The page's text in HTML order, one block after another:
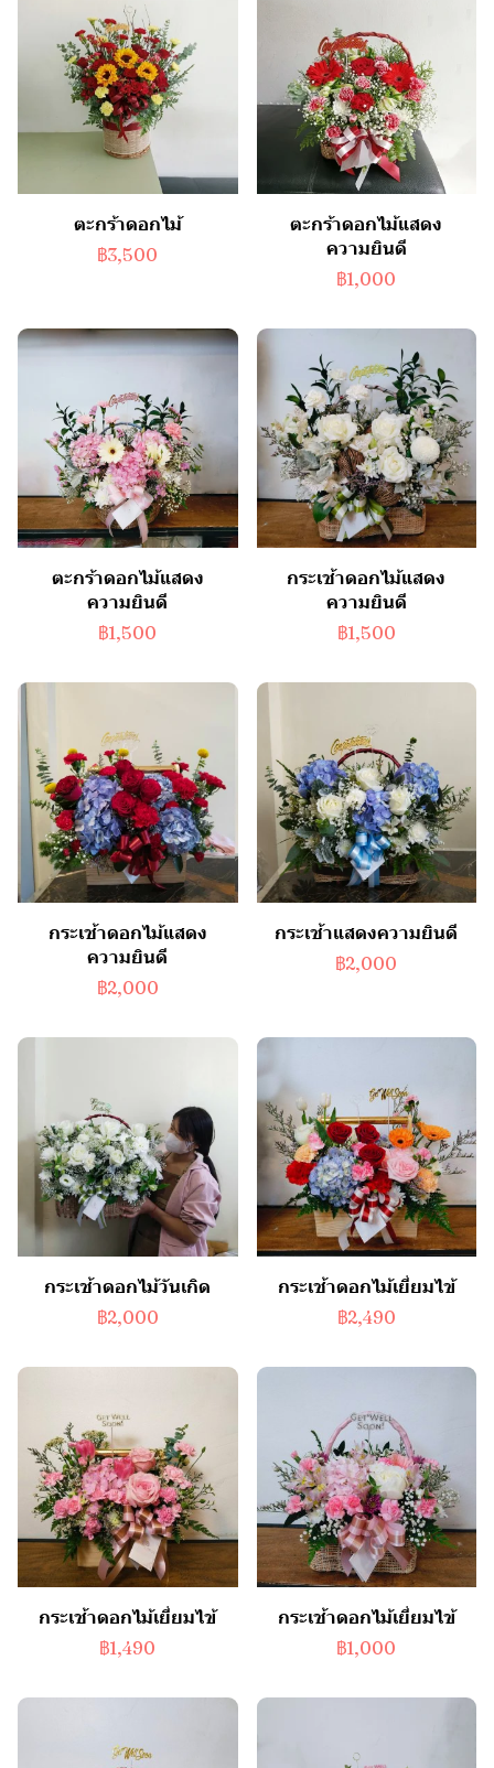
ตะกร้าดอกไม้
฿3,500
ตะกร้าดอกไม้แสดง
ความยินดี
฿1,000
ตะกร้าดอกไม้แสดง
ความยินดี
฿1,500
กระเช้าดอกไม้แสดง
ความยินดี
฿1,500
กระเช้าดอกไม้แสดง
ความยินดี
฿2,000
กระเช้าแสดงความยินดี
฿2,000
กระเช้าดอกไม้วันเกิด
฿2,000
กระเช้าดอกไม้เยี่ยมไข้
฿2,490
กระเช้าดอกไม้เยี่ยมไข้
฿1,490
กระเช้าดอกไม้เยี่ยมไข้
฿1,000